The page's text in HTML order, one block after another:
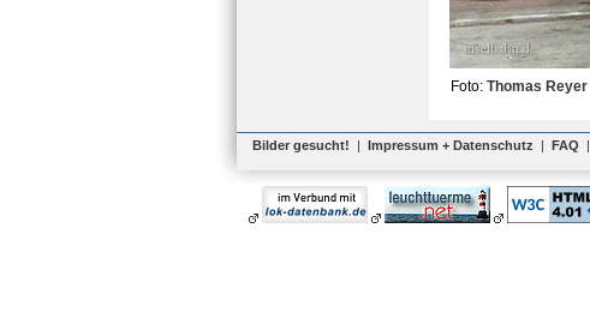
Foto: Thomas Reyer
Bilder gesucht! | Impressum + Datenschutz | FAQ |